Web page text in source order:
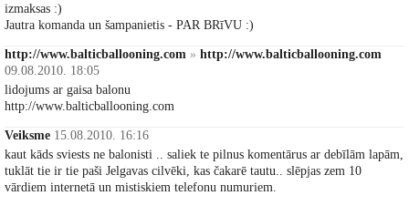
izmaksas :)
Jautra komanda un šampanietis - PAR BRīVU :)
http://www.balticballooning.com » http://www.balticballooning.com
09.08.2010. 18:05
lidojums ar gaisa balonu
http://www.balticballooning.com
Veiksme 15.08.2010. 16:16
kaut kāds sviests ne balonisti .. saliek te pilnus komentārus ar debīlām lapām,
tuklāt tie ir tie paši Jelgavas cilvēki, kas čakarē tautu.. slēpjas zem 10
vārdiem internetā un mistiskiem telefonu numuriem.